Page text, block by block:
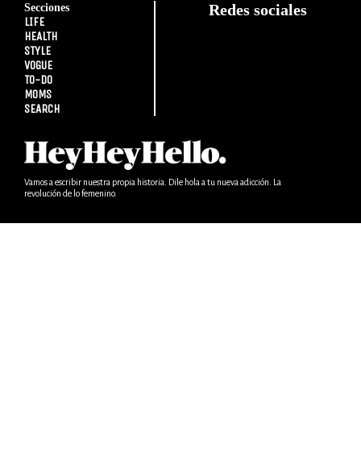
Secciones
LIFE
HEALTH
STYLE
VOGUE
TO-DO
MOMS
SEARCH
Redes sociales
Vamos a escribir nuestra propia historia. Dile hola a tu nueva adicción. La
revolución de lo femenino.